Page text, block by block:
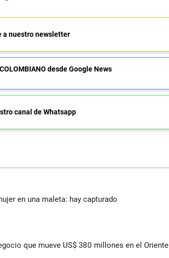
a nuestro newsletter
desde Google News
canal de Whatsapp
en una maleta: hay capturado
que mueve US$ 380 millones en el Oriente